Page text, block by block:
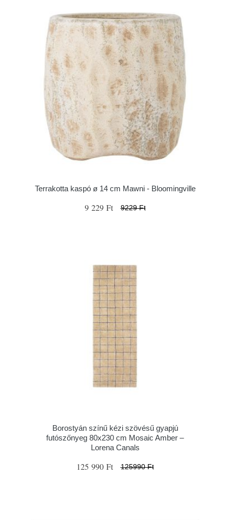
Terrakotta kaspó ø 14 cm Mawni - Bloomingville
9 229 Ft 9229 Ft
Borostyán színű kézi szövésű gyapjú
futószőnyeg 80x230 cm Mosaic Amber –
Lorena Canals
125 990 Ft 125990 Ft